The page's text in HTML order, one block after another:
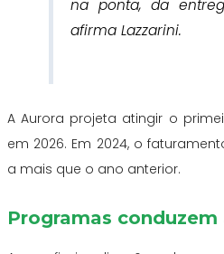
na ponta, da
afirma Lazzarini.
A Aurora projeta atingir o
em 2026. Em 2024, o
a mais que o ano anterior.
Programas